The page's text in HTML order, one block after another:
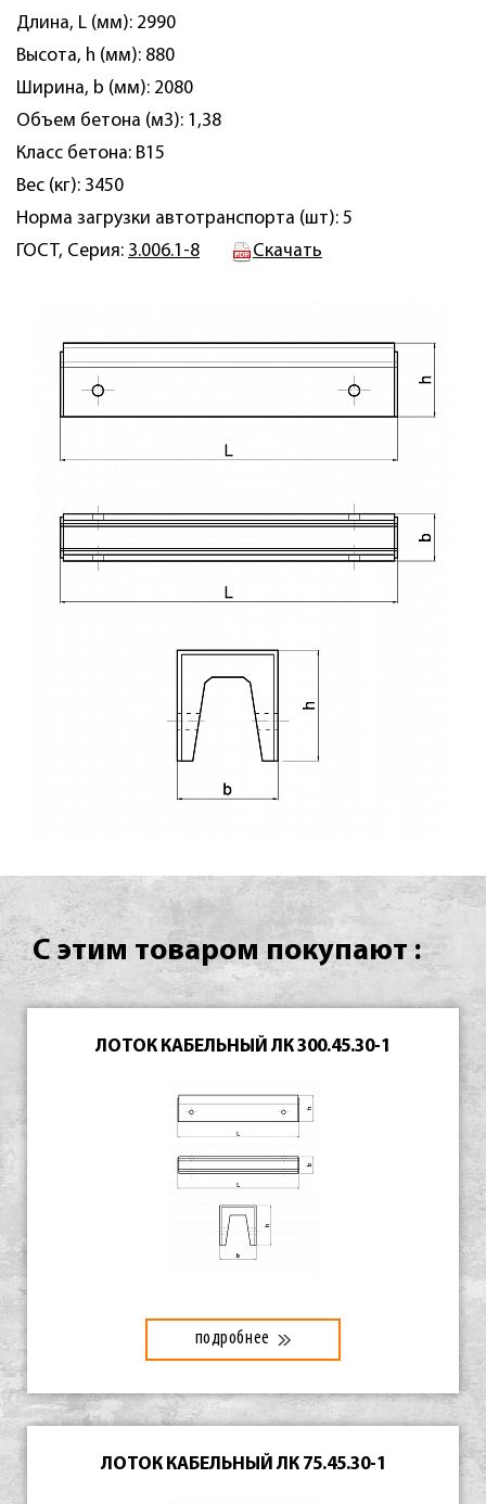
Длина, L (мм): 2990
Высота, h (мм): 880
Ширина, b (мм): 2080
Объем бетона (м3): 1,38
Класс бетона: B15
Вес (кг): 3450
Норма загрузки автотранспорта (шт): 5
ГОСТ, Серия: 3.006.1-8 Скачать
С этим товаром покупают :
ЛОТОК КАБЕЛЬНЫЙ ЛК 300.45.30-1
подробнее
ЛОТОК КАБЕЛЬНЫЙ ЛК 75.45.30-1